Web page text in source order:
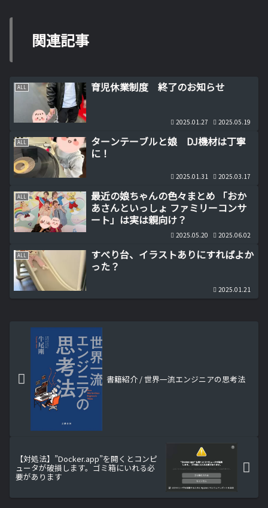
関連記事
ALL 育児休業制度 終了のお知らせ
2025.01.27 2025.05.19
ALL
ターンテーブルと娘 DJ機材は丁寧
に！
2025.01.31 2025.03.17
ALL
最近の娘ちゃんの色々まとめ 「おか
あさんといっしょ ファミリーコンサ
ート」は実は親向け？
2025.05.20 2025.06.02
ALL
すべり台、イラストありにすればよか
った？
2025.01.21
書籍紹介 / 世界一流エンジニアの思考法
【対処法】”Docker.app”を開くとコンピ
ュータが破損します。ゴミ箱にいれる必
要があります